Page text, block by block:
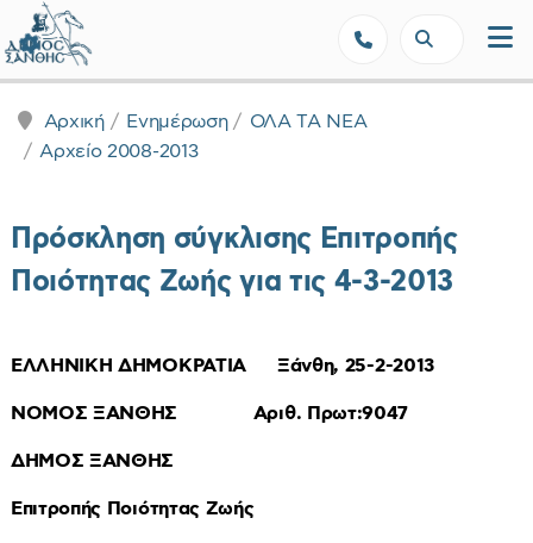
Αρχική Ενημέρωση
ΟΛΑ ΤΑ ΝΕΑ
Αρχείο 2008-2013
Πρόσκληση σύγκλισης Επιτροπής
Ποιότητας Ζωής για τις 4-3-2013
ΕΛΛΗΝΙΚΗ ΔΗΜΟΚΡΑΤΙΑ Ξάνθη, 25-2-2013
ΝΟΜΟΣ ΞΑΝΘΗΣ Αριθ. Πρωτ:9047
ΔΗΜΟΣ ΞΑΝΘΗΣ
Επιτροπής Ποιότητας Ζωής